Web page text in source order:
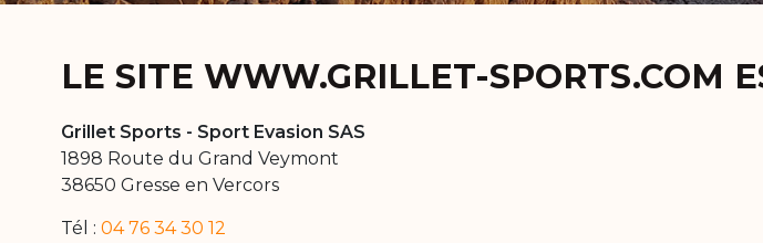
LE SITE WWW.GRILLET-SPORTS.COM
Grillet Sports - Sport Evasion SAS
1898 Route du Grand Veymont
38650 Gresse en Vercors
Tél :04 76 34 30 12